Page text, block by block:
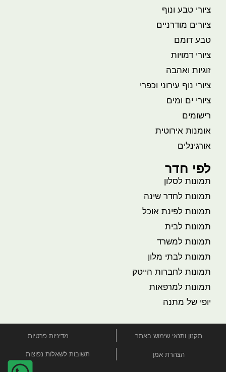
ציורי טבע ונוף
ציורים מודרניים
טבע דומם
ציורי דמויות
זוגיות ואהבה
ציורי נוף עירוני וכפרי
ציורי ים ומים
רישומים
אומנות אירוטית
אורגינלים
לפי חדר
תמונות לסלון
תמונות לחדר שינה
תמונות לפינת אוכל
תמונות לבית
תמונות למשרד
תמונות לבתי מלון
תמונות לחברות הייטק
תמונות למרפאות
יופי של מתנה
תקנון ותנאי שימוש באתר מדיניות פרטיות
הצהרת אמן תשובות לשאלות נפוצות